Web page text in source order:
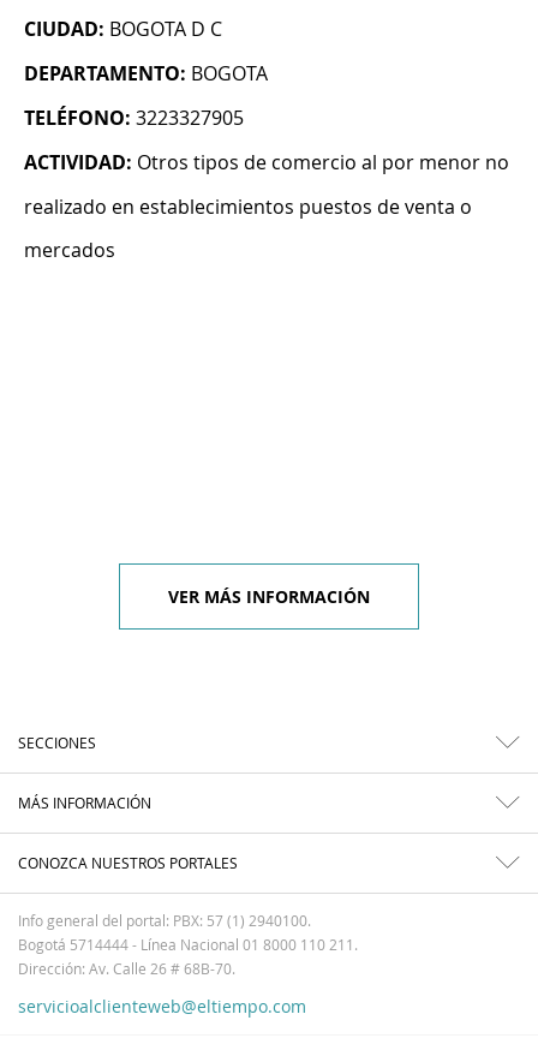
CIUDAD: BOGOTA D C
DEPARTAMENTO: BOGOTA
TELÉFONO: 3223327905
ACTIVIDAD: Otros tipos de comercio al por menor no
realizado en establecimientos puestos de venta o
mercados
VER MÁS INFORMACIÓN
SECCIONES
MÁS INFORMACIÓN
CONOZCA NUESTROS PORTALES
Info general del portal: PBX: 57 (1) 2940100.
Bogotá 5714444 - Línea Nacional 01 8000 110 211.
Dirección: Av. Calle 26 # 68B-70.
servicioalclienteweb@eltiempo.com